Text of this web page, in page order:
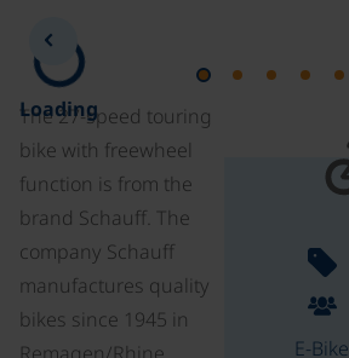
Loading
The 27-speed touring
bike with freewheel
function is from the
brand Schauff. The
company Schauff
manufactures quality
bikes since 1945 in
Remagen/Rhine,
E-Bike